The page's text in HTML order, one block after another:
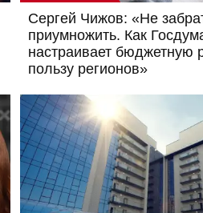
Сергей Чижов: «Не
приумножить. Как
настраивает бюджетную
пользу регионов»